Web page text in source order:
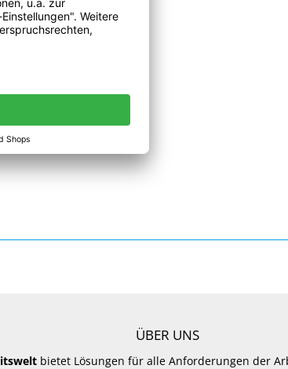
ÜBER UNS
bietet Lösungen für alle Anforderungen der